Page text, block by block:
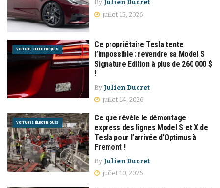
By Julien Ducret
juillet 15, 2026
VOITURES ÉLECTRIQUES
Ce propriétaire Tesla tente
l’impossible : revendre sa Model S
Signature Edition à plus de 260 000 $
!
By Julien Ducret
juillet 14, 2026
VOITURES ÉLECTRIQUES
Ce que révèle le démontage
express des lignes Model S et X de
Tesla pour l’arrivée d’Optimus à
Fremont !
By Julien Ducret
juillet 10, 2026